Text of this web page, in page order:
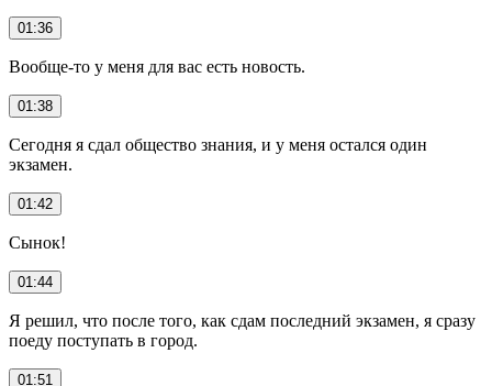
01:36
Вообще-то у меня для вас есть новость.
01:38
Сегодня я сдал общество знания, и у меня остался один
экзамен.
01:42
Сынок!
01:44
Я решил, что после того, как сдам последний экзамен, я сразу
поеду поступать в город.
01:51